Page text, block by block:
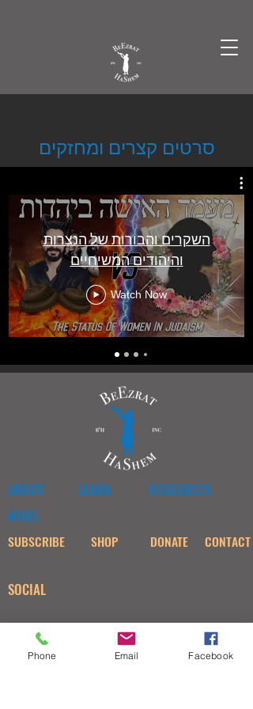
סרטים קצרים ומחזקים
השקרים והבורות של הנצרות
והיהודים המשיחיים
Watch Now
ABOUT LEARN
RESOURCES
MORE
DONATE
SHOP
SUBSCRIBE CONTACT
SOCIAL
Phone Email Facebook